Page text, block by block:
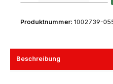
Produktnummer: 1002739-
Beschreibung